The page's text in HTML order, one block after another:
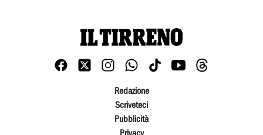
Redazione
Scriveteci
Pubblicità